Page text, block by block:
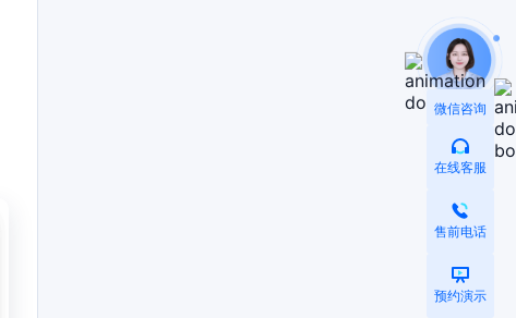
微信咨询
在线客服
售前电话
预约演示